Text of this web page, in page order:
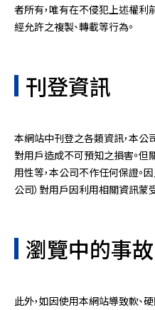
者所有，唯有在不侵犯上述權利
經允許之複製、轉載等行為。
刊登資訊
本網站中刊登之各類資訊，本公
對用戶造成不可預知之損害。但
用性等，本公司不作任何保證。
公司）對用戶因利用相關資訊蒙
瀏覽中的事故
此外，如因使用本網站導致軟、